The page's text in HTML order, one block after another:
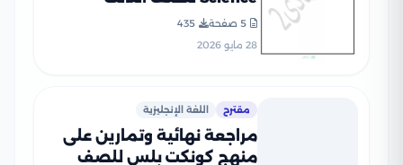
القاهرة PDF
5 صفحة
435
28 مايو 2026
مقترح اللغة الإنجليزية
مراجعة نهائية وتمارين على
منهج كونكت بلس للصف